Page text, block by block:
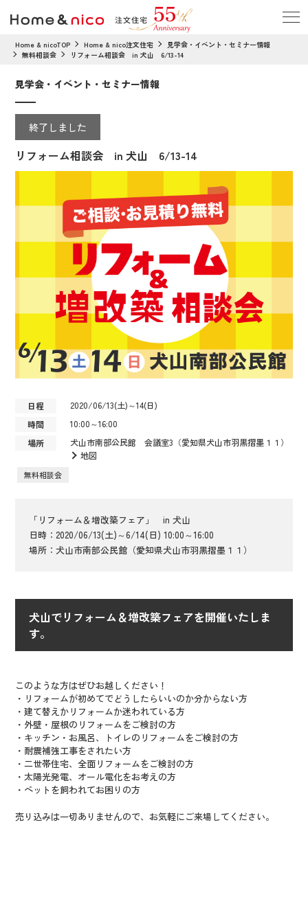
Home & nicoTOP Home & nico注文住宅
見学会・イベント・セミナー情報
無料相談会
リフォーム相談会 in 犬山 6/13-14
見学会・イベント・セミナー情報
終了しました
リフォーム相談会 in 犬山 6/13-14
日程
2020/06/13(土)～14(日)
時間
10:00～16:00
場所
犬山市南部公民館 会議室3（愛知県犬山市羽黒摺墨１１）
地図
無料相談会
「リフォーム＆増改築フェア」 in 犬山
日時：2020/06/13(土)～6/14(日) 10:00～16:00
場所：犬山市南部公民館（愛知県犬山市羽黒摺墨１１）
犬山でリフォーム＆増改築フェアを開催いたしま
す。
このような方はぜひお越しください！
・リフォームが初めてでどうしたらいいのか分からない方
・建て替えかリフォームか迷われている方
・外壁・屋根のリフォームをご検討の方
・キッチン・お風呂、トイレのリフォームをご検討の方
・耐震補強工事をされたい方
・二世帯住宅、全面リフォームをご検討の方
・太陽光発電、オール電化をお考えの方
・ペットを飼われてお困りの方
売り込みは一切ありませんので、お気軽にご来場してください。